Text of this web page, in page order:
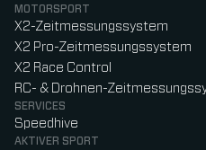
MOTORSPORT
X2-Zeitmessungssystem
X2 Pro-Zeitmessungssystem
X2 Race Control
RC- & Drohnen-
SERVICES
Speedhive
AKTIVER SPORT